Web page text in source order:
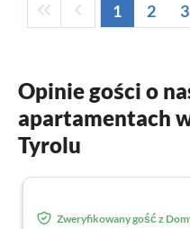
1 2 3
Opinie gości o
apartamentach
Tyrolu
Zweryfikowany gość z